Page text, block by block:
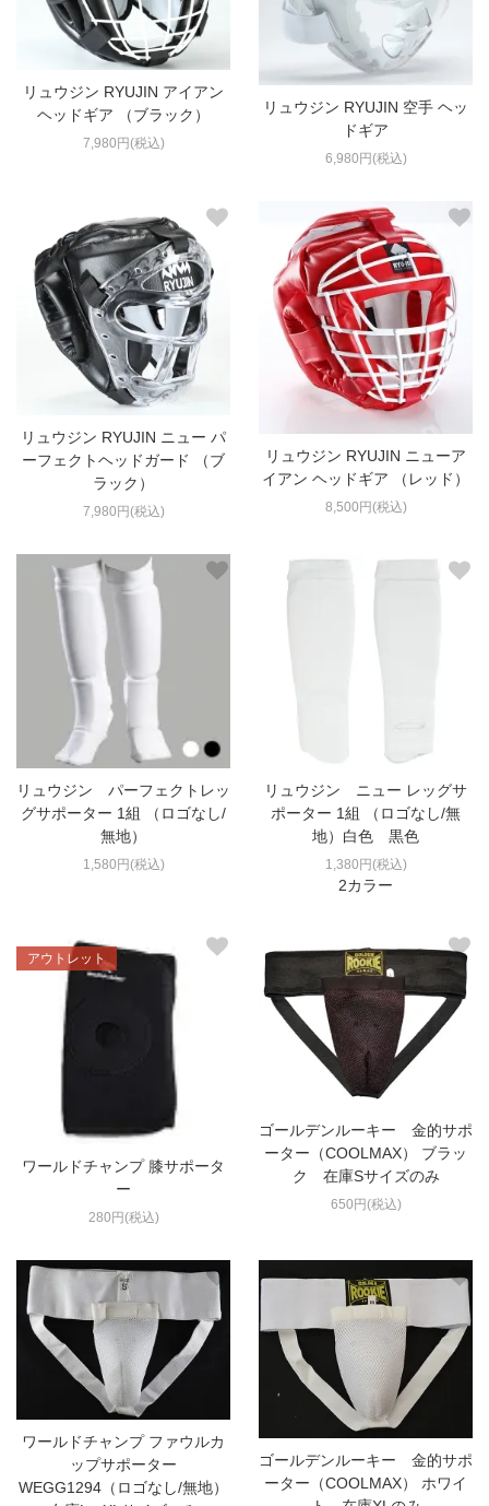
リュウジン RYUJIN アイアン
ヘッドギア （ブラック）
7,980円(税込)
リュウジン RYUJIN 空手 ヘッ
ドギア
6,980円(税込)
リュウジン RYUJIN ニュー パ
ーフェクトヘッドガード （ブ
ラック）
7,980円(税込)
リュウジン RYUJIN ニューア
イアン ヘッドギア （レッド）
8,500円(税込)
リュウジン パーフェクトレッ
グサポーター 1組 （ロゴなし/
無地）
1,580円(税込)
リュウジン ニュー レッグサ
ポーター 1組 （ロゴなし/無
地）白色 黒色
1,380円(税込)
2カラー
アウトレット
ワールドチャンプ 膝サポータ
ー
280円(税込)
ゴールデンルーキー 金的サポ
ーター（COOLMAX） ブラッ
ク 在庫Sサイズのみ
650円(税込)
ワールドチャンプ ファウルカ
ップサポーター
WEGG1294（ロゴなし/無地）
ゴールデンルーキー 金的サポ
ーター（COOLMAX） ホワイ